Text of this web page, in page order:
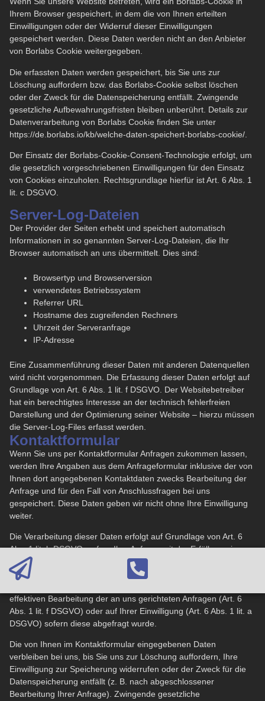
Ihrem Browser gespeichert, in dem die von Ihnen erteilten
Einwilligungen oder der Widerruf dieser Einwilligungen
gespeichert werden. Diese Daten werden nicht an den Anbieter
von Borlabs Cookie weitergegeben.
Die erfassten Daten werden gespeichert, bis Sie uns zur
Löschung auffordern bzw. das Borlabs-Cookie selbst löschen
oder der Zweck für die Datenspeicherung entfällt. Zwingende
gesetzliche Aufbewahrungsfristen bleiben unberührt. Details zur
Datenverarbeitung von Borlabs Cookie finden Sie unter
https://de.borlabs.io/kb/welche-daten-speichert-borlabs-cookie/
Der Einsatz der Borlabs-Cookie-Consent-Technologie erfolgt, um
die gesetzlich vorgeschriebenen Einwilligungen für den Einsatz
von Cookies einzuholen. Rechtsgrundlage hierfür ist Art. 6 Abs. 1
lit. c DSGVO.
Server-Log-Dateien
Der Provider der Seiten erhebt und speichert automatisch
Informationen in so genannten Server-Log-Dateien, die Ihr
Browser automatisch an uns übermittelt. Dies sind:
Browsertyp und Browserversion
verwendetes Betriebssystem
Referrer URL
Hostname des zugreifenden Rechners
Uhrzeit der Serveranfrage
IP-Adresse
Eine Zusammenführung dieser Daten mit anderen Datenquellen
wird nicht vorgenommen. Die Erfassung dieser Daten erfolgt auf
Grundlage von Art. 6 Abs. 1 lit. f DSGVO. Der Websitebetreiber
hat ein berechtigtes Interesse an der technisch fehlerfreien
Darstellung und der Optimierung seiner Website – hierzu müssen
die Server-Log-Files erfasst werden.
Kontaktformular
Wenn Sie uns per Kontaktformular Anfragen zukommen lassen,
werden Ihre Angaben aus dem Anfrageformular inklusive der von
Ihnen dort angegebenen Kontaktdaten zwecks Bearbeitung der
Anfrage und für den Fall von Anschlussfragen bei uns
gespeichert. Diese Daten geben wir nicht ohne Ihre Einwilligung
weiter.
Die Verarbeitung dieser Daten erfolgt auf Grundlage von Art. 6
Abs. 1 lit. b DSGVO, sofern Ihre Anfrage mit der Erfüllung eines
Vertrags zusammenhängt oder zur Durchführung vorvertraglicher
Maßnahmen erforderlich ist. In allen übrigen Fällen beruht die
effektiven Bearbeitung der an uns gerichteten Anfragen (Art. 6
Abs. 1 lit. f DSGVO) oder auf Ihrer Einwilligung (Art. 6 Abs. 1 lit. a
DSGVO) sofern diese abgefragt wurde.
Die von Ihnen im Kontaktformular eingegebenen Daten
verbleiben bei uns, bis Sie uns zur Löschung auffordern, Ihre
Einwilligung zur Speicherung widerrufen oder der Zweck für die
Datenspeicherung entfällt (z. B. nach abgeschlossener
Bearbeitung Ihrer Anfrage). Zwingende gesetzliche